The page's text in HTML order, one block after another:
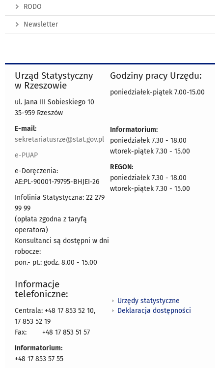
RODO
Newsletter
Urząd Statystyczny
w Rzeszowie
ul. Jana III Sobieskiego 10
35-959 Rzeszów
E-mail:
sekretariatusrze@stat.gov.pl
e-PUAP
e-Doręczenia:
AE:PL-90001-79795-BHJEI-26
Infolinia Statystyczna: 22 279
99 99
(opłata zgodna z taryfą
operatora)
Konsultanci są dostępni w dni
robocze:
pon.- pt.: godz. 8.00 - 15.00
Godziny pracy Urzędu:
poniedziałek-piątek 7.00-15.00
Informatorium:
poniedziałek 7.30 - 18.00
wtorek-piątek 7.30 - 15.00
REGON:
poniedziałek 7.30 - 18.00
wtorek-piątek 7.30 - 15.00
Informacje
telefoniczne:
Centrala: +48 17 853 52 10,
17 853 52 19
Fax:
+48 17 853 51 57
Informatorium:
+48 17 853 57 55
Urzędy statystyczne
Deklaracja dostępności